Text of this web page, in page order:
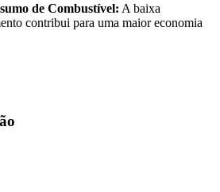
de Combustível: A baixa
contribui para uma maior economia